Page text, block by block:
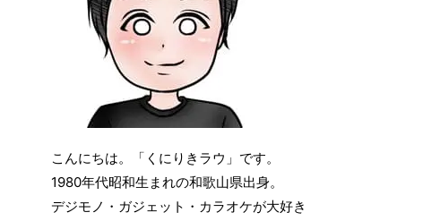
こんにちは。「くにりきラウ」です。
1980年代昭和生まれの和歌山県出身。
デジモノ・ガジェット・カラオケが大好き